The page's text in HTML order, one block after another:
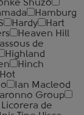
Shuzo
Hamburg
Hardy
Hart
Heaven Hill
de
Highland
Hinch
Hot
Ian Macleod
Group
Licorera de